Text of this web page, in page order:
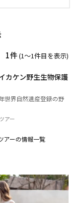
1件(1〜1件目を表示)
カケン野生生物保護
世界自然遺産登録の野
アー
アーの情報一覧